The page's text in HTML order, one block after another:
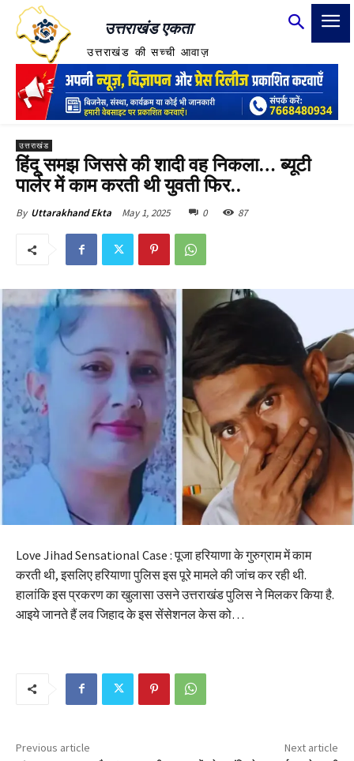
उत्तराखंड एकता
उत्तराखंड की सच्ची आवाज़
उत्तराखंड
हिंदू समझ जिससे की शादी वह निकला… ब्यूटी
पार्लर में काम करती थी युवती फ‍िर..
By Uttarakhand Ekta May 1, 2025 0 87
Love Jihad Sensational Case : पूजा हरियाणा के गुरुग्राम में काम
करती थी, इसलिए हरियाणा पुलिस इस पूरे मामले की जांच कर रही थी.
हालांकि इस प्रकरण का खुलासा उसने उत्तराखंड पुलिस ने मिलकर किया है.
आइये जानते हैं लव जिहाद के इस सेंसेशनल केस को…
Previous article Next article